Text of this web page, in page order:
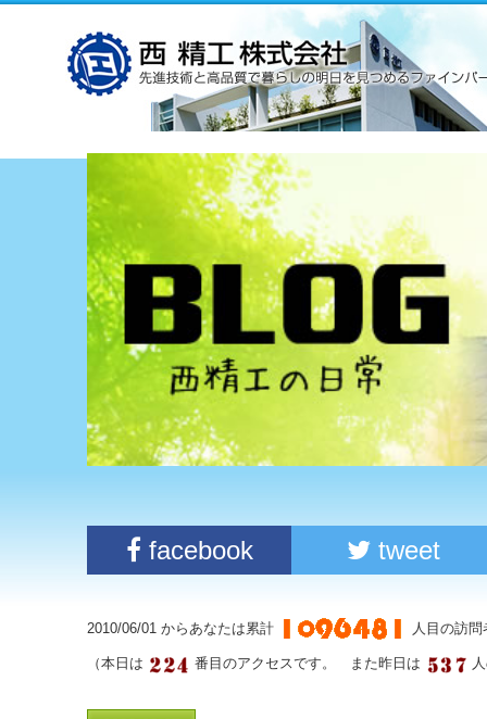
facebook tweet
2010/06/01 からあなたは累計 人目の訪
（本日は 番目のアクセスです。 また昨日は